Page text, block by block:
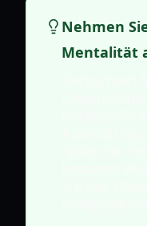
Nehmen
Mentalität